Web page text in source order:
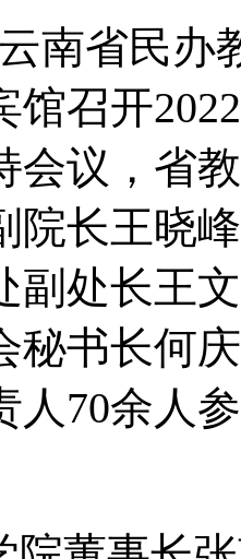
南省民办
馆召开2022
会议，省
院长王晓
副处长王
秘书长何
人 70余人